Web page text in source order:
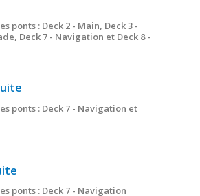
ponts : Deck 2 - Main, Deck 3 -
Deck 7 - Navigation et Deck 8 -
ponts : Deck 7 - Navigation et
ponts : Deck 7 - Navigation